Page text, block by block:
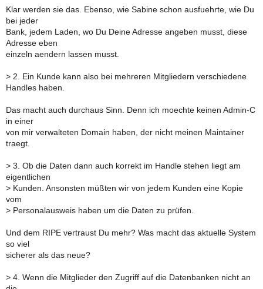
Klar werden sie das. Ebenso, wie Sabine schon ausfuehrte, wie Du
bei jeder
Bank, jedem Laden, wo Du Deine Adresse angeben musst, diese
Adresse eben
einzeln aendern lassen musst.
> 2. Ein Kunde kann also bei mehreren Mitgliedern verschiedene
Handles haben.
Das macht auch durchaus Sinn. Denn ich moechte keinen Admin-C
in einer
von mir verwalteten Domain haben, der nicht meinen Maintainer
traegt.
> 3. Ob die Daten dann auch korrekt im Handle stehen liegt am
eigentlichen
> Kunden. Ansonsten müßten wir von jedem Kunden eine Kopie
vom
> Personalausweis haben um die Daten zu prüfen.
Und dem RIPE vertraust Du mehr? Was macht das aktuelle System
so viel
sicherer als das neue?
> 4. Wenn die Mitglieder den Zugriff auf die Datenbanken nicht an